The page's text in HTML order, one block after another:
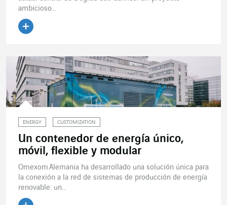
ambicioso...
ENERGY CUSTOMIZATION
Un contenedor de energía único,
móvil, flexible y modular
Omexom Alemania ha desarrollado una solución única para
la conexión a la red de sistemas de producción de energía
renovable: un...